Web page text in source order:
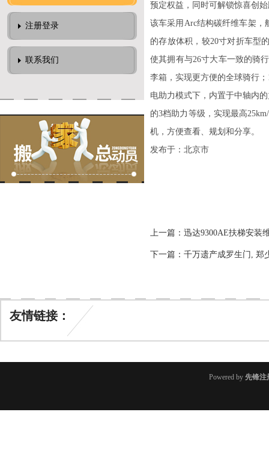
注册登录
联系我们
预定权益，同时可解锁惊喜创
该车采用Arc结构碳纤维车架，
的存放体积，较20寸对折车型
使其拥有与26寸大车一致的骑
李箱，实现更方便的全球骑行
电助力模式下，内置于中轴内
的3档助力等级，实现最高
机，方便查看、规划和分享。
发布于：北京市
上一篇： 迅达9300AE扶梯安装
下一篇： 千万遗产成罗生门, 郑
友情链接：
Powered by 先锋注